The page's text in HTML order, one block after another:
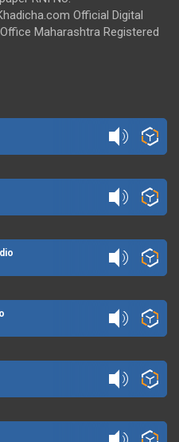
Official Digital
Maharashtra Registered